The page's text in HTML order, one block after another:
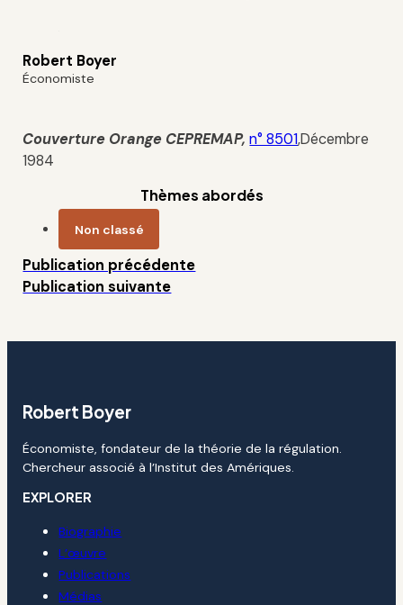
Robert Boyer
Économiste
Couverture Orange CEPREMAP, n° 8501,Décembre
1984
Thèmes abordés
Non classé
Publication précédente
Publication suivante
Robert Boyer
Économiste, fondateur de la théorie de la régulation.
Chercheur associé à l’Institut des Amériques.
EXPLORER
Biographie
L’œuvre
Publications
Médias